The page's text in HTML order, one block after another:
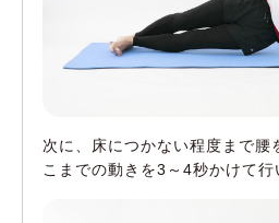
次に、床につかない程度まで腰
こまでの動きを3～4秒かけて行